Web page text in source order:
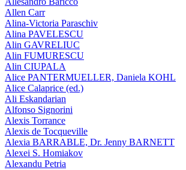
Allen Carr
Alina-Victoria Paraschiv
Alina PAVELESCU
Alin GAVRELIUC
Alin FUMURESCU
Alin CIUPALA
Alice PANTERMUELLER, Daniela KOHL
Alice Calaprice (ed.)
Ali Eskandarian
Alfonso Signorini
Alexis Torrance
Alexis de Tocqueville
Alexia BARRABLE, Dr. Jenny BARNETT
Alexei S. Homiakov
Alexandu Petria